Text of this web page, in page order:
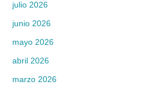
julio 2026
junio 2026
mayo 2026
abril 2026
marzo 2026